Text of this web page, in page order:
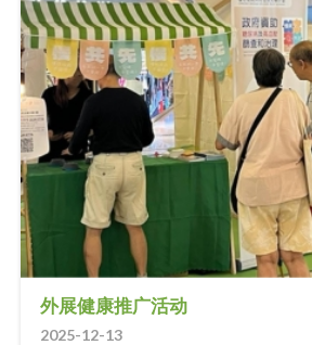
外展健康推广活动
2025-12-13